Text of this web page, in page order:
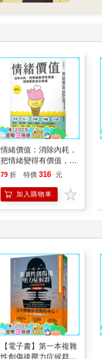
情緒價值：消除內耗，
把情緒變得有價值，跟
誰都能自在相處
79 折 特價 316 元
加入購物車
【電子書】第一本複雜
性創傷後壓力症候群自